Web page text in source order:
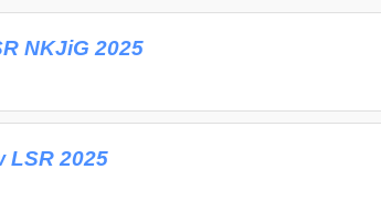
NKJiG 2025
LSR 2025